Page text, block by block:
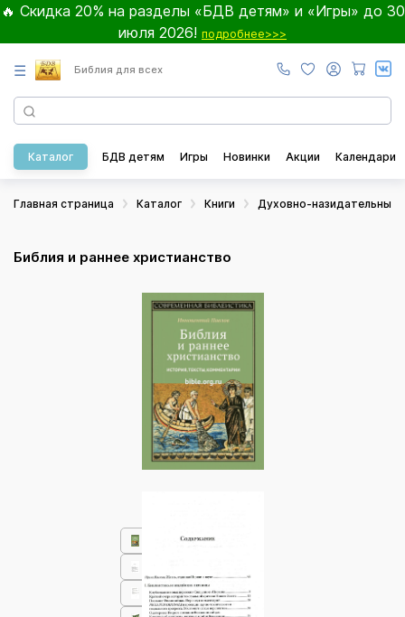
🔥 Скидка 20% на разделы «БДВ детям» и «Игры» до 30
июля 2026! подробнее>>>
☰ Библия для всех
Каталог БДВ детям Игры Новинки Акции Календари
Главная страница Каталог Книги Духовно-назидательные
Библия и раннее христианство